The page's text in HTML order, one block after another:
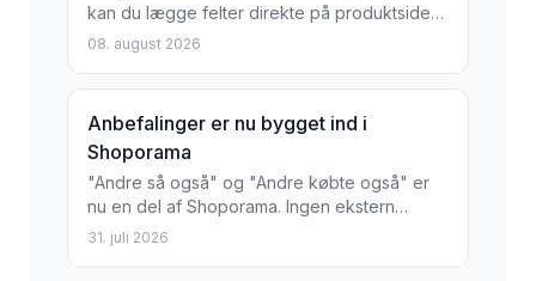
kan du lægge felter direkte på produktsiden,
som kunden selv udfylder: et navn, en dato,
08. august 2026
Anbefalinger er nu bygget ind i
Shoporama
"Andre så også" og "Andre købte også" er
nu en del af Shoporama. Ingen ekstern
tjeneste, ingen ekstra pris, og opsætning i
31. juli 2026